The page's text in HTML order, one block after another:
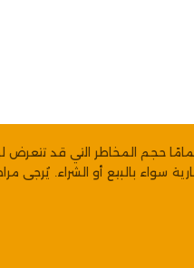
حجم المخاطر التي قد تتعرض
سواء بالبيع أو الشراء. يُرجى